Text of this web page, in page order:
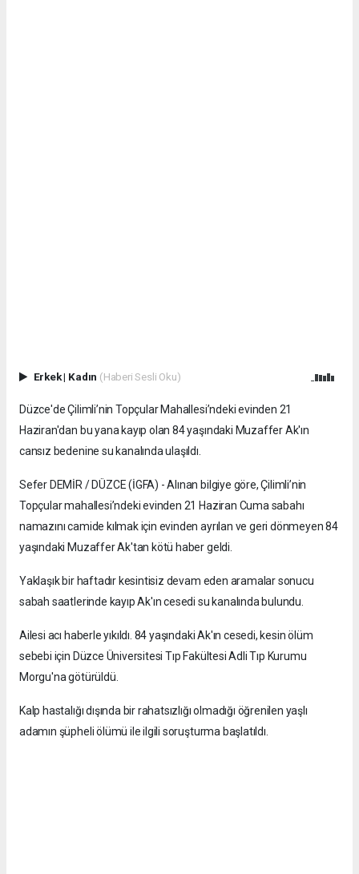
Erkek| Kadın (Haberi Sesli Oku)
Düzce'de Çilimli’nin Topçular Mahallesi’ndeki evinden 21
Haziran'dan bu yana kayıp olan 84 yaşındaki Muzaffer Ak'ın
cansız bedenine su kanalında ulaşıldı.
Sefer DEMİR / DÜZCE (İGFA) - Alınan bilgiye göre, Çilimli’nin
Topçular mahallesi’ndeki evinden 21 Haziran Cuma sabahı
namazını camide kılmak için evinden ayrılan ve geri dönmeyen 84
yaşındaki Muzaffer Ak'tan kötü haber geldi.
Yaklaşık bir haftadır kesintisiz devam eden aramalar sonucu
sabah saatlerinde kayıp Ak'ın cesedi su kanalında bulundu.
Ailesi acı haberle yıkıldı. 84 yaşındaki Ak'ın cesedi, kesin ölüm
sebebi için Düzce Üniversitesi Tıp Fakültesi Adli Tıp Kurumu
Morgu'na götürüldü.
Kalp hastalığı dışında bir rahatsızlığı olmadığı öğrenilen yaşlı
adamın şüpheli ölümü ile ilgili soruşturma başlatıldı.